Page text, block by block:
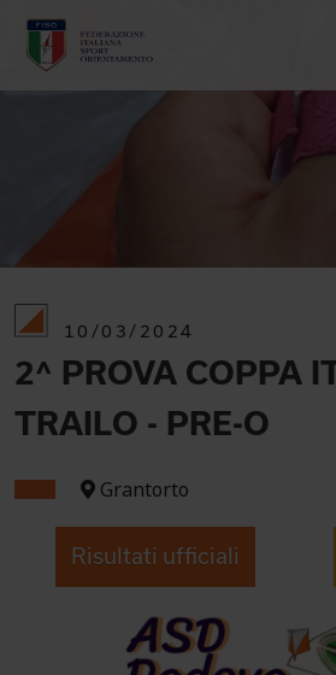
10/03/2024
2^ PROVA COPPA
TRAILO - PRE-O
Grantorto
Risultati ufficiali